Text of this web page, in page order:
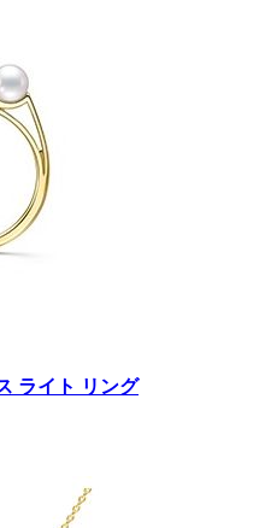
ライト リング